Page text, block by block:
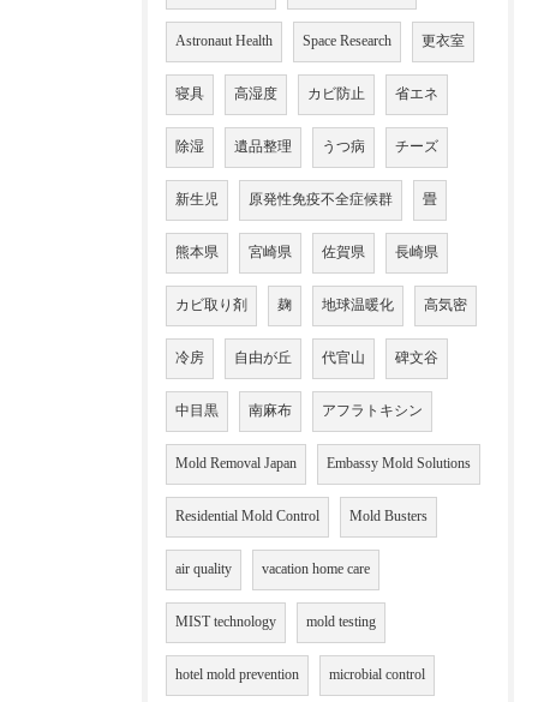
Astronaut Health Space Research 更衣室
寝具 高湿度 カビ防止 省エネ
除湿 遺品整理 うつ病 チーズ
新生児 原発性免疫不全症候群 畳
熊本県 宮崎県 佐賀県 長崎県
カビ取り剤 麹 地球温暖化 高気密
冷房 自由が丘 代官山 碑文谷
中目黒 南麻布 アフラトキシン
Mold Removal Japan Embassy Mold Solutions
Residential Mold Control Mold Busters
air quality vacation home care
MIST technology mold testing
hotel mold prevention microbial control